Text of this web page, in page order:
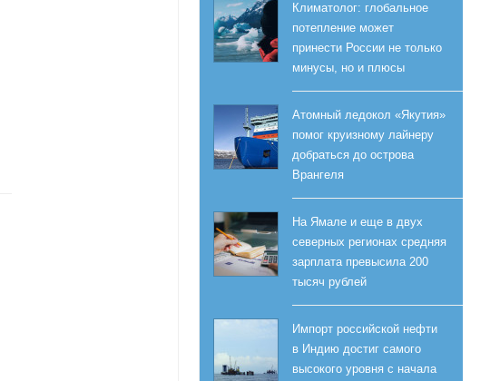
Климатолог: глобальное
потепление может
принести России не только
минусы, но и плюсы
Атомный ледокол «Якутия»
помог круизному лайнеру
добраться до острова
Врангеля
На Ямале и еще в двух
северных регионах средняя
зарплата превысила 200
тысяч рублей
Импорт российской нефти
в Индию достиг самого
высокого уровня с начала